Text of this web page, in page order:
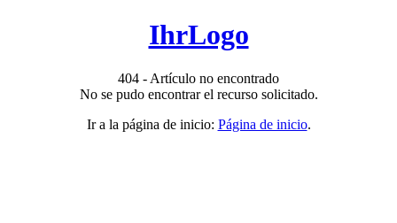
IhrLogo
404 - Artículo no encontrado
No se pudo encontrar el recurso solicitado.
Ir a la página de inicio: Página de inicio.